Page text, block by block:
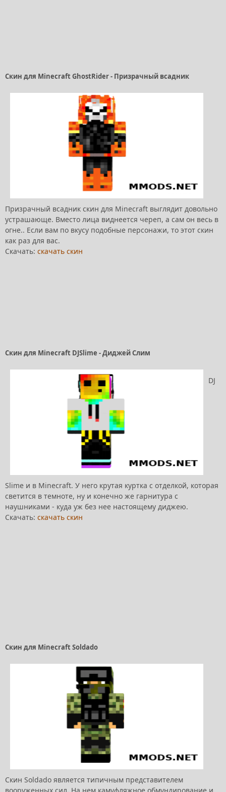
Скин для Minecraft GhostRider - Призрачный всадник
Призрачный всадник скин для Minecraft выглядит довольно
устрашающе. Вместо лица виднеется череп, а сам он весь в
огне.. Если вам по вкусу подобные персонажи, то этот скин
как раз для вас.
Скачать: скачать скин
Скин для Minecraft DJSlime - Диджей Слим
DJ
Slime и в Minecraft. У него крутая куртка с отделкой, которая
светится в темноте, ну и конечно же гарнитура с
наушниками - куда уж без нее настоящему диджею.
Скачать: скачать скин
Скин для Minecraft Soldado
Скин Soldado является типичным представителем
вооруженных сил. На нем камуфляжное обмундирование и